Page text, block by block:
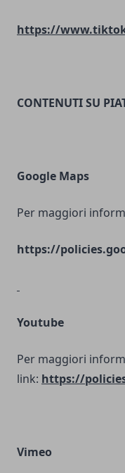
https://
CONTENUTI SU
Google Maps
Per maggiori
https://
Youtube
Per maggiori
link: https://
Vimeo